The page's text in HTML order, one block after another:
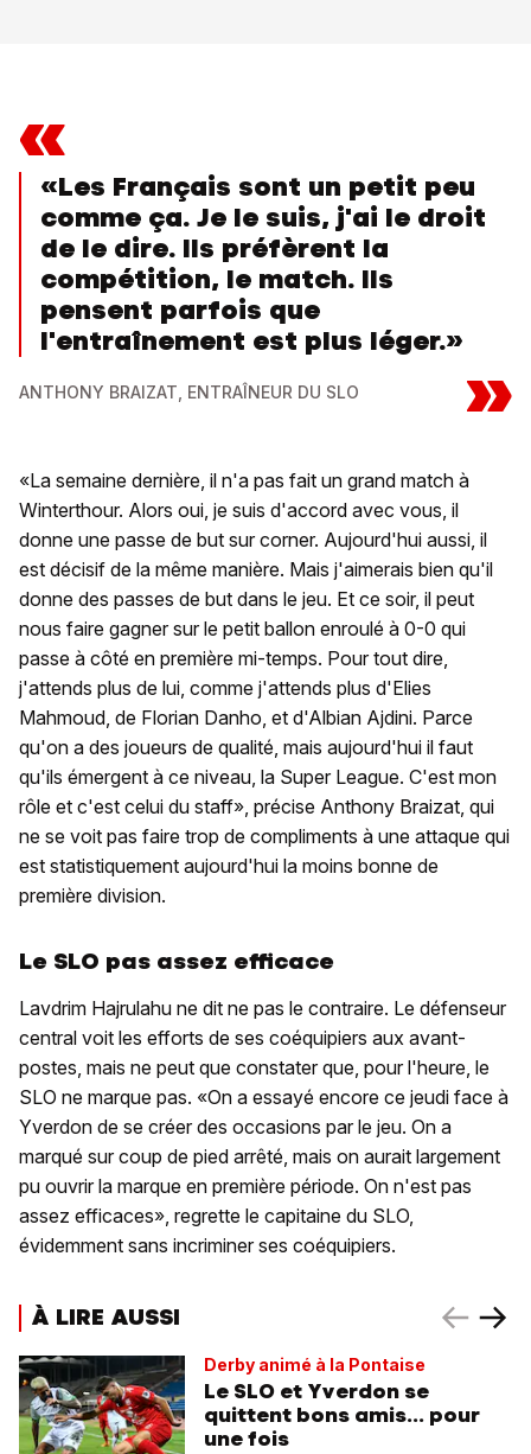
«
«Les Français sont un petit peu
comme ça. Je le suis, j'ai le droit
de le dire. Ils préfèrent la
compétition, le match. Ils
pensent parfois que
l'entraînement est plus léger.»
ANTHONY BRAIZAT, ENTRAÎNEUR DU SLO »
«La semaine dernière, il n'a pas fait un grand match à
Winterthour. Alors oui, je suis d'accord avec vous, il
donne une passe de but sur corner. Aujourd'hui aussi, il
est décisif de la même manière. Mais j'aimerais bien qu'il
donne des passes de but dans le jeu. Et ce soir, il peut
nous faire gagner sur le petit ballon enroulé à 0-0 qui
passe à côté en première mi-temps. Pour tout dire,
j'attends plus de lui, comme j'attends plus d'Elies
Mahmoud, de Florian Danho, et d'Albian Ajdini. Parce
qu'on a des joueurs de qualité, mais aujourd'hui il faut
qu'ils émergent à ce niveau, la Super League. C'est mon
rôle et c'est celui du staff», précise Anthony Braizat, qui
ne se voit pas faire trop de compliments à une attaque qui
est statistiquement aujourd'hui la moins bonne de
première division.
Le SLO pas assez efficace
Lavdrim Hajrulahu ne dit ne pas le contraire. Le défenseur
central voit les efforts de ses coéquipiers aux avant-
postes, mais ne peut que constater que, pour l'heure, le
SLO ne marque pas. «On a essayé encore ce jeudi face à
Yverdon de se créer des occasions par le jeu. On a
marqué sur coup de pied arrêté, mais on aurait largement
pu ouvrir la marque en première période. On n'est pas
assez efficaces», regrette le capitaine du SLO,
évidemment sans incriminer ses coéquipiers.
À LIRE AUSSI
Derby animé à la Pontaise
Le SLO et Yverdon se
quittent bons amis... pour
une fois